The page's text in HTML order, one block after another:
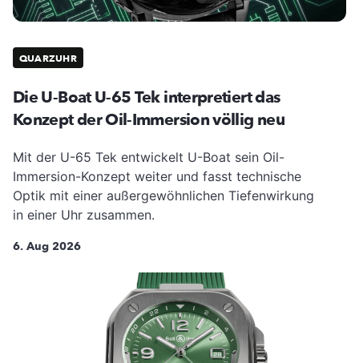
QUARZUHR
Die U-Boat U-65 Tek interpretiert das
Konzept der Oil-Immersion völlig neu
Mit der U-65 Tek entwickelt U-Boat sein Oil-
Immersion-Konzept weiter und fasst technische
Optik mit einer außergewöhnlichen Tiefenwirkung
in einer Uhr zusammen.
6. Aug 2026